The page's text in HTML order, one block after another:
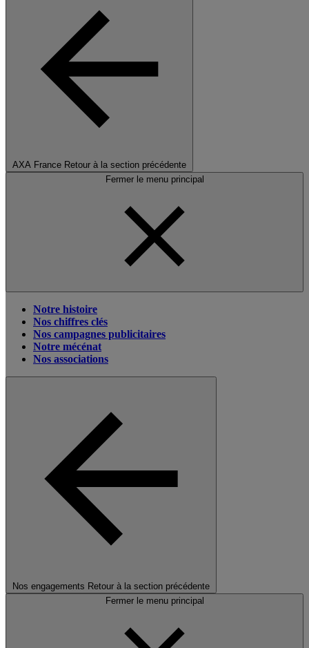
AXA France Retour à la section précédente
Fermer le menu principal
Notre histoire
Nos chiffres clés
Nos campagnes publicitaires
Notre mécénat
Nos associations
Nos engagements Retour à la section précédente
Fermer le menu principal